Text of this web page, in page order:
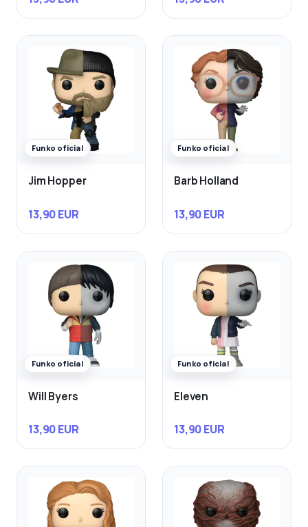
Funko oficial
Jim Hopper
13,90 EUR
Funko oficial
Barb Holland
13,90 EUR
Funko oficial
Will Byers
13,90 EUR
Funko oficial
Eleven
13,90 EUR